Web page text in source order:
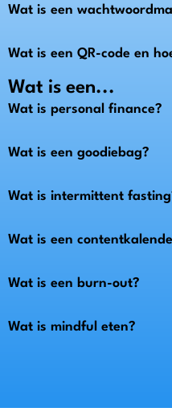
Wat is een
Wat is een QR-code en
Wat is een...
Wat is personal finance?
Wat is een goodiebag?
Wat is intermittent
Wat is een
Wat is een burn-out?
Wat is mindful eten?